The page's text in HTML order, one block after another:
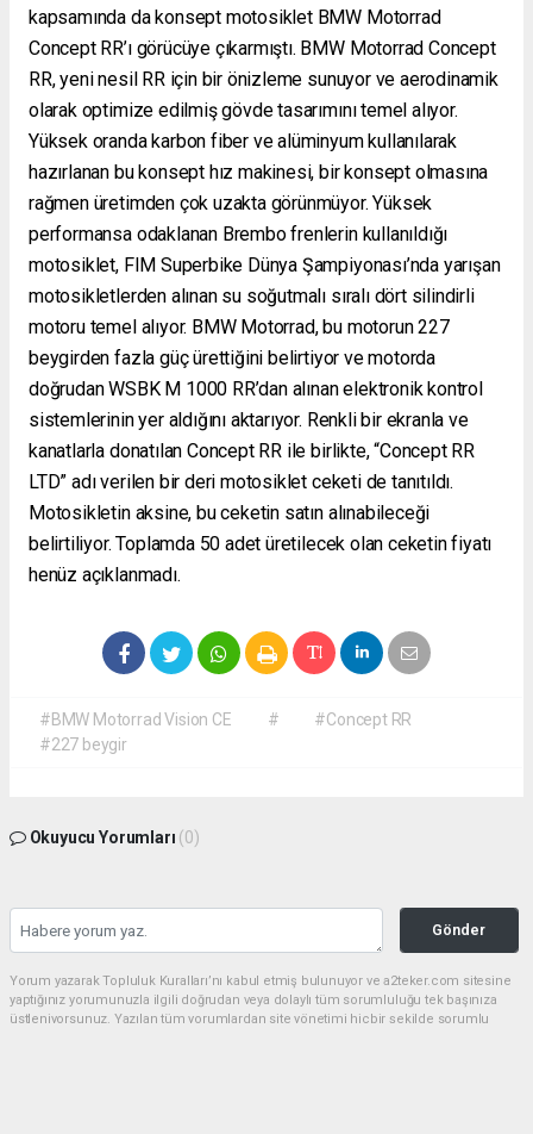
kapsamında da konsept motosiklet BMW Motorrad
Concept RR’ı görücüye çıkarmıştı. BMW Motorrad Concept
RR, yeni nesil RR için bir önizleme sunuyor ve aerodinamik
olarak optimize edilmiş gövde tasarımını temel alıyor.
Yüksek oranda karbon fiber ve alüminyum kullanılarak
hazırlanan bu konsept hız makinesi, bir konsept olmasına
rağmen üretimden çok uzakta görünmüyor. Yüksek
performansa odaklanan Brembo frenlerin kullanıldığı
motosiklet, FIM Superbike Dünya Şampiyonası’nda yarışan
motosikletlerden alınan su soğutmalı sıralı dört silindirli
motoru temel alıyor. BMW Motorrad, bu motorun 227
beygirden fazla güç ürettiğini belirtiyor ve motorda
doğrudan WSBK M 1000 RR’dan alınan elektronik kontrol
sistemlerinin yer aldığını aktarıyor. Renkli bir ekranla ve
kanatlarla donatılan Concept RR ile birlikte, “Concept RR
LTD” adı verilen bir deri motosiklet ceketi de tanıtıldı.
Motosikletin aksine, bu ceketin satın alınabileceği
belirtiliyor. Toplamda 50 adet üretilecek olan ceketin fiyatı
henüz açıklanmadı.
#BMW Motorrad Vision CE #
#Concept RR
#227 beygir
Okuyucu Yorumları (0)
Gönder
Yorum yazarak Topluluk Kuralları’nı kabul etmiş bulunuyor ve a2teker.com sitesine
yaptığınız yorumunuzla ilgili doğrudan veya dolaylı tüm sorumluluğu tek başınıza
üstleniyorsunuz. Yazılan tüm yorumlardan site yönetimi hiçbir şekilde sorumlu